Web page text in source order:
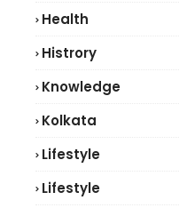
Health
Histrory
Knowledge
Kolkata
Lifestyle
Lifestyle